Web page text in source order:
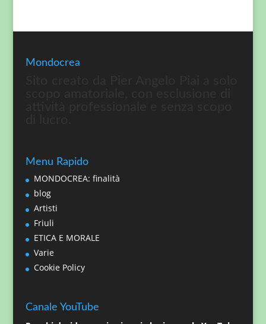
Mondocrea
Menu Rapido
MONDOCREA: finalità
blog
Artisti
Friuli
ETICA E MORALE
Varie
Cookie Policy
Canale YouTube